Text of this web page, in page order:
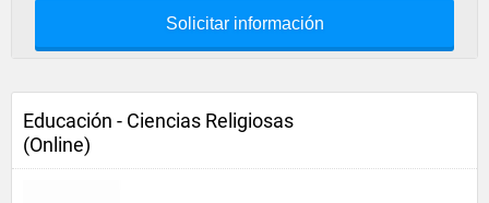
Solicitar información
Educación - Ciencias Religiosas
(Online)